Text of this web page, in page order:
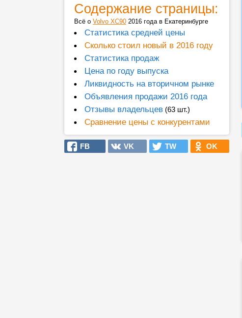
Содержание страницы:
Всё о Volvo XC90 2016 года в Екатеринбурге
Статистика средней цены
Сколько стоил новый в 2016 году
Статистика продаж
Цена по году выпуска
Ликвидность на вторичном рынке
Объявления продажи 2016 года
Отзывы владельцев (63 шт.)
Сравнение цены с конкурентами
FB VK TW OK